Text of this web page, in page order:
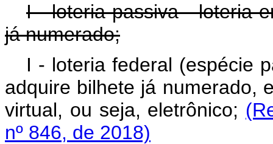
I - loteria passiva - loteria
jánumerado;
I - loteria federal (espécie
adquire bilhete já numerado,
virtual, ou seja, eletrônico;
nº 846, de 2018)